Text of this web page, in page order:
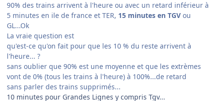
90% des trains arrivent à l'heure ou avec un retard inférieur à
5 minutes en ile de france et TER, 15 minutes en TGV ou
GL...Ok
La vraie question est
qu'est-ce qu'on fait pour que les 10 % du reste arrivent à
l'heure... ?
sans oublier que 90% est une moyenne et que les extrèmes
vont de 0% (tous les trains à l'heure) à 100%...de retard
sans parler des trains supprimés...
10 minutes pour Grandes Lignes y compris Tgv...